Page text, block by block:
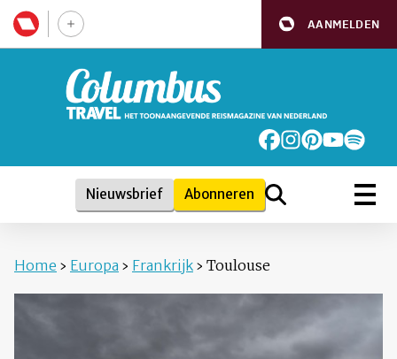
AANMELDEN
Nieuwsbrief Abonneren
Home › Europa › Frankrijk › Toulouse